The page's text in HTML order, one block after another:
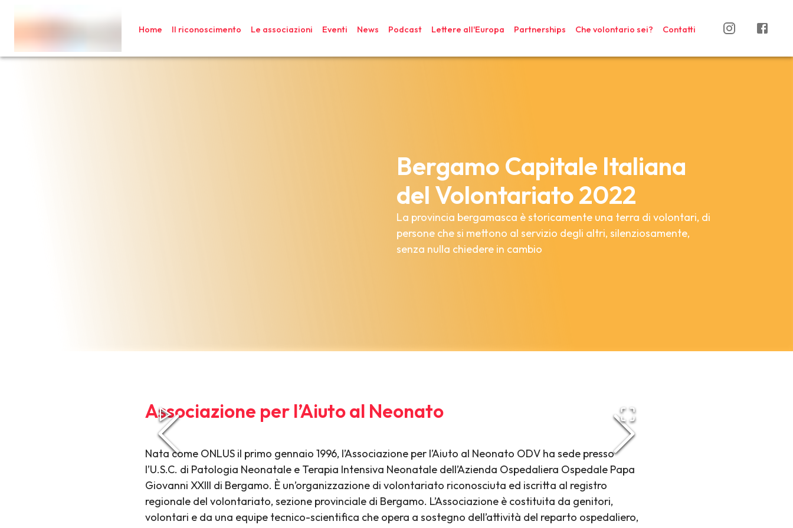
Home Il riconoscimento Le associazioni Eventi News Podcast Lettere all'Europa Partnerships Che volontario sei? Contatti
Bergamo Capitale Italiana
del Volontariato 2022
La provincia bergamasca è storicamente una terra di volontari, di
persone che si mettono al servizio degli altri, silenziosamente,
senza nulla chiedere in cambio
Associazione per l’Aiuto al Neonato
Nata come ONLUS il primo gennaio 1996, l’Associazione per l’Aiuto al Neonato ODV ha sede presso
l’U.S.C. di Patologia Neonatale e Terapia Intensiva Neonatale dell’Azienda Ospedaliera Ospedale Papa
Giovanni XXIII di Bergamo. È un’organizzazione di volontariato riconosciuta ed iscritta al registro
regionale del volontariato, sezione provinciale di Bergamo. L’Associazione è costituita da genitori,
volontari e da una equipe tecnico-scientifica che opera a sostegno dell’attività del reparto ospedaliero,